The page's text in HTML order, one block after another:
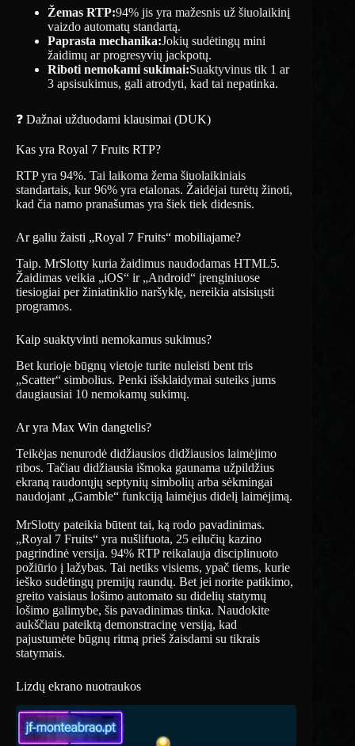
Žemas RTP:94% jis yra mažesnis už šiuolaikinį
vaizdo automatų standartą.
Paprasta mechanika:Jokių sudėtingų mini
žaidimų ar progresyvių jackpotų.
Riboti nemokami sukimai:Suaktyvinus tik 1 ar
3 apsisukimus, gali atrodyti, kad tai nepatinka.
❓ Dažnai užduodami klausimai (DUK)
Kas yra Royal 7 Fruits RTP?
RTP yra 94%. Tai laikoma žema šiuolaikiniais
standartais, kur 96% yra etalonas. Žaidėjai turėtų žinoti,
kad čia namo pranašumas yra šiek tiek didesnis.
Ar galiu žaisti „Royal 7 Fruits“ mobiliajame?
Taip. MrSlotty kuria žaidimus naudodamas HTML5.
Žaidimas veikia „iOS“ ir „Android“ įrenginiuose
tiesiogiai per žiniatinklio naršyklę, nereikia atsisiųsti
programos.
Kaip suaktyvinti nemokamus sukimus?
Bet kurioje būgnų vietoje turite nuleisti bent tris
„Scatter“ simbolius. Penki išsklaidymai suteiks jums
daugiausiai 10 nemokamų sukimų.
Ar yra Max Win dangtelis?
Teikėjas nenurodė didžiausios didžiausios laimėjimo
ribos. Tačiau didžiausia išmoka gaunama užpildžius
ekraną raudonųjų septynių simbolių arba sėkmingai
naudojant „Gamble“ funkciją laimėjus didelį laimėjimą.
MrSlotty pateikia būtent tai, ką rodo pavadinimas.
„Royal 7 Fruits“ yra nušlifuota, 25 eilučių kazino
pagrindinė versija. 94% RTP reikalauja disciplinuoto
požiūrio į lažybas. Tai netiks visiems, ypač tiems, kurie
ieško sudėtingų premijų raundų. Bet jei norite patikimo,
greito vaisiaus lošimo automato su didelių statymų
lošimo galimybe, šis pavadinimas tinka. Naudokite
aukščiau pateiktą demonstracinę versiją, kad
pajustumėte būgnų ritmą prieš žaisdami su tikrais
statymais.
Lizdų ekrano nuotraukos